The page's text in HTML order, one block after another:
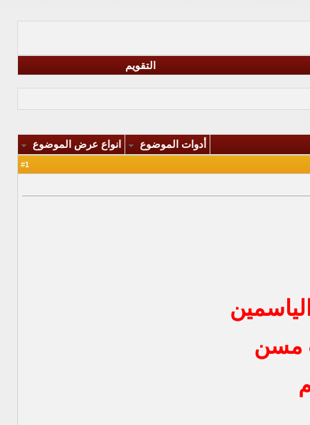
التقويم
أدوات الموضوع انواع عرض الموضوع
1
مسن